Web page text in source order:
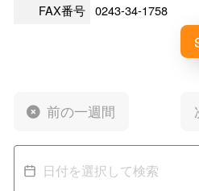
FAX番号 0243-34-1758
前の一週間